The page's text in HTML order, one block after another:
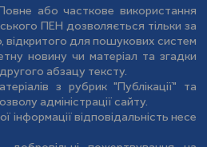
або часткове використання
ПЕН дозволяється тільки за
відкритого для пошукових систем
новину чи матеріал та згадки
абзацу тексту.
з рубрик "Публікації" та
адміністрації сайту.
інформації відповідальність несе